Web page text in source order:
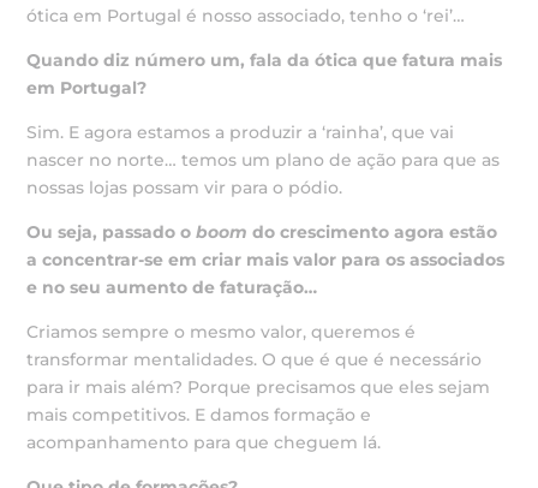
ótica em Portugal é nosso associado, tenho o ‘rei’…
Quando diz número um, fala da ótica que fatura mais
em Portugal?
Sim. E agora estamos a produzir a ‘rainha’, que vai
nascer no norte… temos um plano de ação para que as
nossas lojas possam vir para o pódio.
Ou seja, passado oboom do crescimento agora estão
a concentrar-se em criar mais valor para os associados
e no seu aumento de faturação…
Criamos sempre o mesmo valor, queremos é
transformar mentalidades. O que é que é necessário
para ir mais além? Porque precisamos que eles sejam
mais competitivos. E damos formação e
acompanhamento para que cheguem lá.